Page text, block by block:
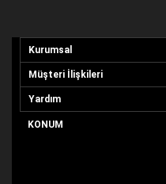
Kurumsal
Müşteri İlişkileri
Yardım
KONUM